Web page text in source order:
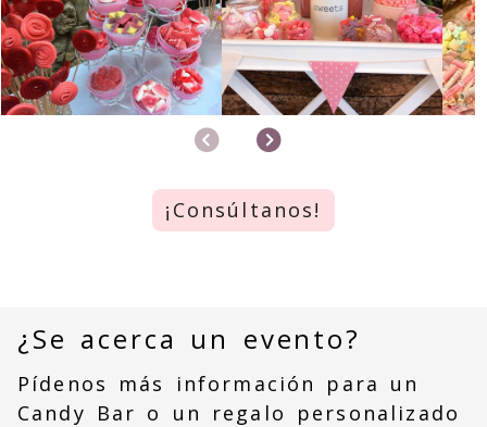
AnteriorSiguiente
¡Consúltanos!
¿Se acerca un evento?
Pídenos más información para un
Candy Bar o un regalo personalizado